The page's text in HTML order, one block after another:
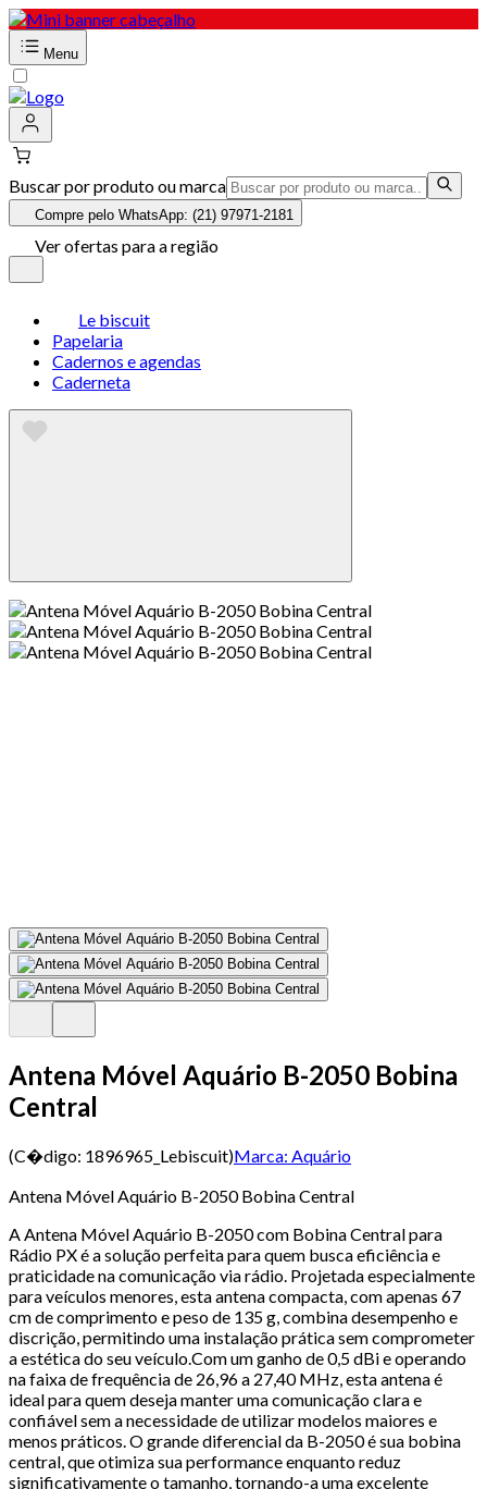
Menu
Buscar por produto ou marca
Compre pelo WhatsApp: (21) 97971-2181
Ver ofertas para a região
Le biscuit
Papelaria
Cadernos e agendas
Caderneta
Antena Móvel Aquário B-2050 Bobina
Central
(C�digo: 1896965_Lebiscuit)Marca: Aquário
Antena Móvel Aquário B-2050 Bobina Central
A Antena Móvel Aquário B-2050 com Bobina Central para
Rádio PX é a solução perfeita para quem busca eficiência e
praticidade na comunicação via rádio. Projetada especialmente
para veículos menores, esta antena compacta, com apenas 67
cm de comprimento e peso de 135 g, combina desempenho e
discrição, permitindo uma instalação prática sem comprometer
a estética do seu veículo.Com um ganho de 0,5 dBi e operando
na faixa de frequência de 26,96 a 27,40 MHz, esta antena é
ideal para quem deseja manter uma comunicação clara e
confiável sem a necessidade de utilizar modelos maiores e
menos práticos. O grande diferencial da B-2050 é sua bobina
central, que otimiza sua performance enquanto reduz
significativamente o tamanho, tornando-a uma excelente